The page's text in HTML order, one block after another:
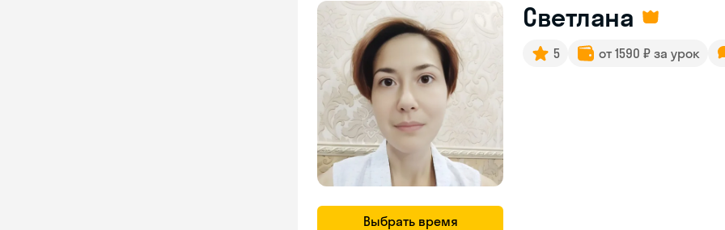
Выбрать время
Светлана
5 от 1590 ₽ за урок